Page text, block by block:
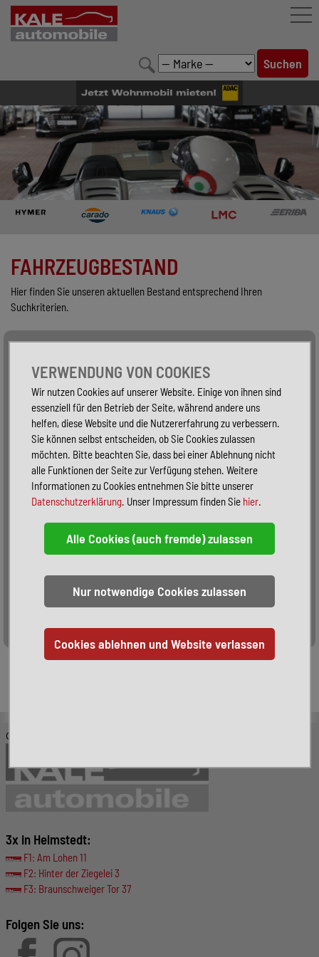
FAHRZEUGBESTAND
LEISTUNGEN
KONFIGURATOR
MARKENWELT
UNTERNEHMEN
FAHRZEUGBESTAND
Hier finden Sie unseren aktuellen Bestand entsprechend Ihren
Suchkriterien.
Alle Fahrzeuge
Sortieren:
© KALE-Automobile GmbH
3x in Helmstedt:
F1: Am Lohen 11
F2: Hinter der Ziegelei 3
F3: Braunschweiger Tor 37
Folgen Sie uns:
VERWENDUNG VON COOKIES
Wir nutzen Cookies auf unserer Website. Einige von ihnen sind
essenziell für den Betrieb der Seite, während andere uns
helfen, diese Website und die Nutzererfahrung zu verbessern.
Sie können selbst entscheiden, ob Sie Cookies zulassen
möchten. Bitte beachten Sie, dass bei einer Ablehnung nicht
alle Funktionen der Seite zur Verfügung stehen. Weitere
Informationen zu Cookies entnehmen Sie bitte unserer
Datenschutzerklärung. Unser Impressum finden Sie hier.